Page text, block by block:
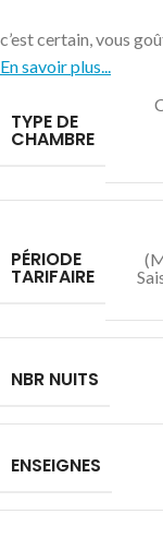
c’est certain, vous
En savoir plus...
TYPE DE
CHAMBRE
PÉRIODE
TARIFAIRE
NBR NUITS
ENSEIGNES